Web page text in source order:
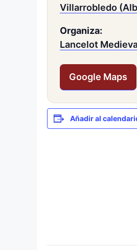
Villarrobledo
Organiza:
Lancelot
Google Maps
Añadir al